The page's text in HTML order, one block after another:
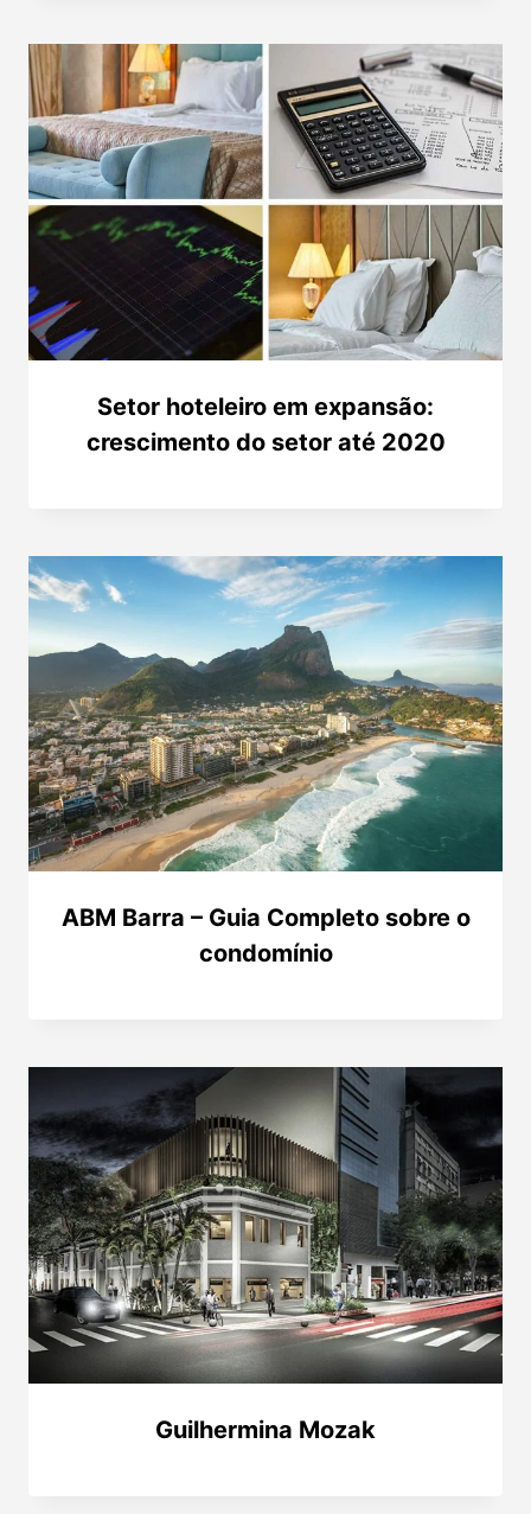
Setor hoteleiro em expansão:
crescimento do setor até 2020
ABM Barra – Guia Completo sobre o
condomínio
Guilhermina Mozak